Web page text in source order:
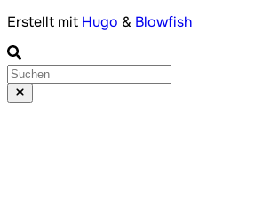
Erstellt mit Hugo & Blowfish